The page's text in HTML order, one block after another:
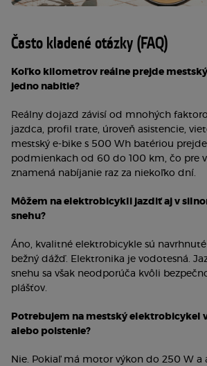
Často kladené otázky (FAQ)
Koľko kilometrov reálne prejde
jedno nabitie?
Reálny dojazd závisí od mnohých
jazdca, profil trate, úroveň asistencie,
mestský e-bike s 500 Wh batériou
podmienkach od 60 do 100 km, čo pre
znamená nabíjanie raz za niekoľko dní.
Môžem na elektrobicykli jazdiť aj v
snehu?
Áno, kvalitné elektrobicykle sú
bežný dážď. Elektronika je vodotesná.
snehu sa však neodporúča kvôli
plášťov.
Potrebujem na mestský elektrobicykel
alebo poistenie?
Nie. Pokiaľ má motor výkon do 250 W a